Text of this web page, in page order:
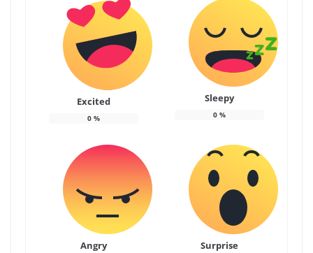
Excited
0%
Sleepy
0 %
Angry Surprise